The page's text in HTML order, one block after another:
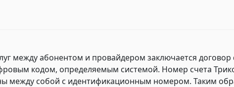
между абонентом и провайдером заключается
кодом, определяемым системой. Номер счета
между собой с идентификационным номером. Таким